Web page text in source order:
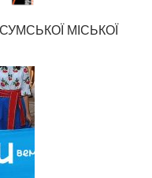
МІСЬКОЇ